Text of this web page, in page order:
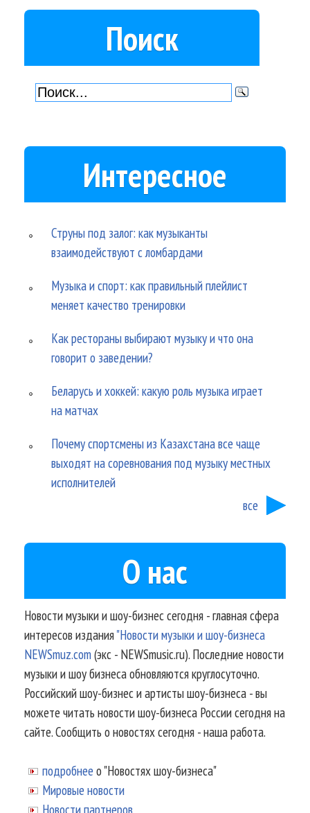
Поиск
Интересное
Струны под залог: как музыканты
взаимодействуют с ломбардами
Музыка и спорт: как правильный плейлист
меняет качество тренировки
Как рестораны выбирают музыку и что она
говорит о заведении?
Беларусь и хоккей: какую роль музыка играет
на матчах
Почему спортсмены из Казахстана все чаще
выходят на соревнования под музыку местных
исполнителей
все
О нас
Новости музыки и шоу-бизнес сегодня - главная сфера
интересов издания"Новости музыки и шоу-бизнеса
NEWSmuz.com(экс - NEWSmusic.ru). Последние новости
музыки и шоу бизнеса обновляются круглосуточно.
Российский шоу-бизнес и артисты шоу-бизнеса - вы
можете читать новости шоу-бизнеса России сегодня на
сайте. Сообщить о новостях сегодня - наша работа.
подробнее о "Новостях шоу-бизнеса"
Мировые новости
Новости партнеров